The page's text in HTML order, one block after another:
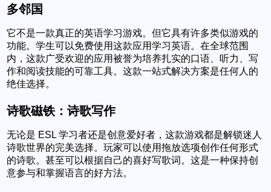
多邻国
它不是一款真正的英语学习游戏。但它具有许多类似游戏的
功能。学生可以免费使用这款应用学习英语。在全球范围
内，这款广受欢迎的应用被誉为培养扎实的口语、听力、写
作和阅读技能的可靠工具。这款一站式解决方案是任何人的
绝佳选择。
诗歌磁铁：诗歌写作
无论是 ESL 学习者还是创意爱好者，这款游戏都是解锁迷人
诗歌世界的完美选择。玩家可以使用拖放选项创作任何形式
的诗歌。甚至可以根据自己的喜好写歌词。这是一种保持创
意参与和掌握语言的好方法。